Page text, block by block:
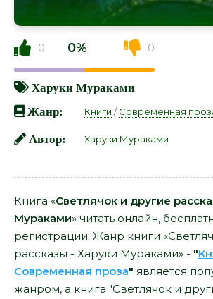
0 0% 0
Харуки Мураками
Жанр:
Книги /Современная
Автор: Харуки Мураками
Книга «Светлячок и другие
Мураками» читать онлайн,
регистрации. Жанр книги
рассказы - Харуки Мураками» - "
Современная проза" является
жанром, а книга "Светлячок и